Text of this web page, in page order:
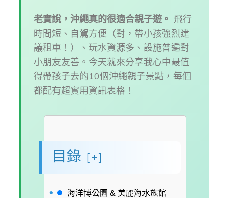
老實說，沖繩真的很適合親子遊。 飛行
時間短、自駕方便（對，帶小孩強烈建
議租車！）、玩水資源多、設施普遍對
小朋友友善。今天就來分享我心中最值
得帶孩子去的10個沖繩親子景點，每個
都配有超實用資訊表格！
目錄 [+]
海洋博公園 & 美麗海水族館